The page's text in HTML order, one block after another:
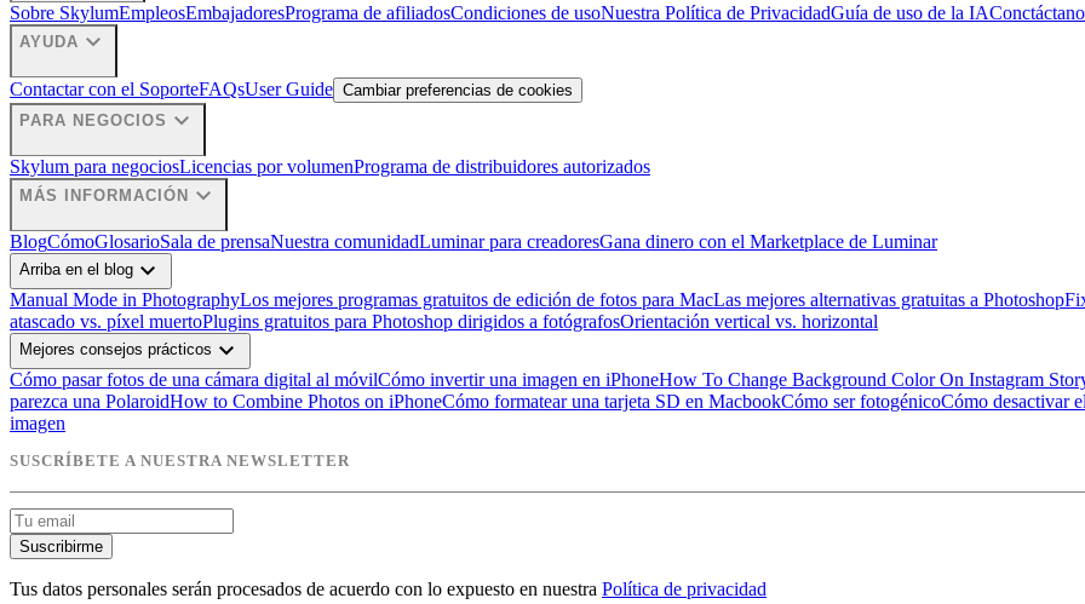
Sobre SkylumEmpleosEmbajadoresPrograma de afiliadosCondiciones de usoNuestra Política de PrivacidadGuía de uso de la IA
AYUDA expand_more
Contactar con el SoporteFAQsUser Guide Cambiar preferencias de cookies
PARA NEGOCIOS expand_more
Skylum para negociosLicencias por volumenPrograma de distribuidores autorizados
MÁS INFORMACIÓN expand_more
BlogCómoGlosarioSala de prensaNuestra comunidadLuminar para creadoresGana dinero con el Marketplace de Luminar
Arriba en el blog expand_more
Manual Mode in PhotographyLos mejores programas gratuitos de edición de fotos para MacLas mejores alternativas gratuitas a Photoshop
atascado vs. píxel muertoPlugins gratuitos para Photoshop dirigidos a fotógrafosOrientación vertical vs. horizontal
Mejores consejos prácticos expand_more
Cómo pasar fotos de una cámara digital al móvilCómo invertir una imagen en iPhoneHow To Change Background Color On Instagram
parezca una PolaroidHow to Combine Photos on iPhoneCómo formatear una tarjeta SD en MacbookCómo ser fotogénicoCómo desactivar
imagen
SUSCRÍBETE A NUESTRA NEWSLETTER
Suscribirme
Tus datos personales serán procesados de acuerdo con lo expuesto en nuestra Política de privacidad